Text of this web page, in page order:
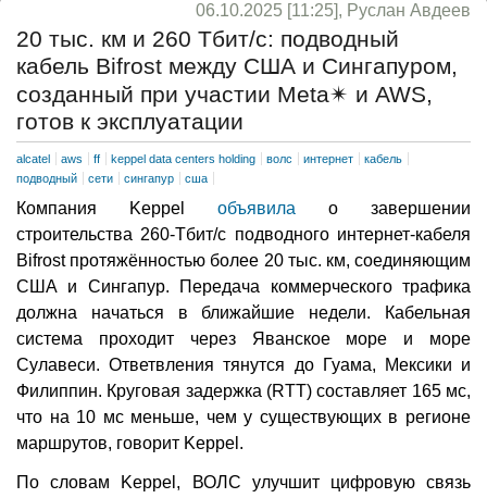
06.10.2025 [11:25], Руслан Авдеев
20 тыс. км и 260 Тбит/с: подводный
кабель Bifrost между США и Сингапуром,
созданный при участии Meta✴ и AWS,
готов к эксплуатации
alcatel aws ff keppel data centers holding волс интернет
кабель
подводный
сети сингапур сша
Компания Keppel объявила о завершении
строительства 260-Тбит/с подводного интернет-кабеля
Bifrost протяжённостью более 20 тыс. км, соединяющим
США и Сингапур. Передача коммерческого трафика
должна начаться в ближайшие недели. Кабельная
система проходит через Яванское море и море
Сулавеси. Ответвления тянутся до Гуама, Мексики и
Филиппин. Круговая задержка (RTT) составляет 165 мс,
что на 10 мс меньше, чем у существующих в регионе
маршрутов, говорит Keppel.
По словам Keppel, ВОЛС улучшит цифровую связь